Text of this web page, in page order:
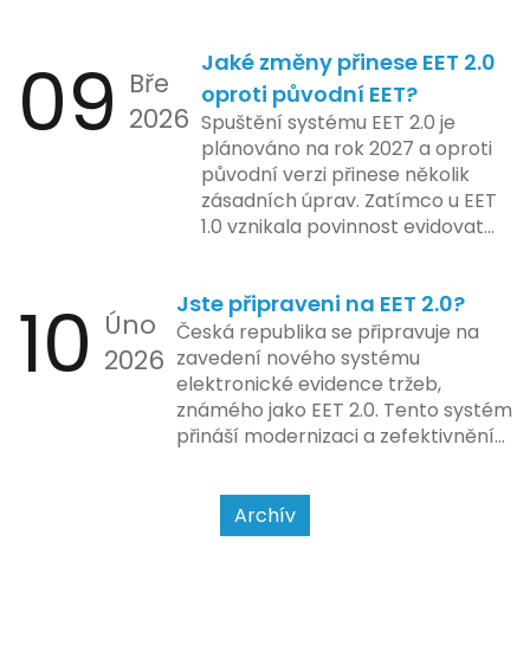
integraci systému EET 2.0 do
praxe, s povinností prodejců
zapojit se do nového systému,
včetně zvýšeného dohledu nad
dodržováním pravidel.
pokladen, co se občas zasekly, až
po ty nejmodernější dotykové
systémy, co umí pomalu i kafe
uvařit. A jedno vím jistě: legislativa
se mění, ale základní pravidlo
zůstává – pokladna musí šlapat
jako hodinky. Jinak jsou problémy.
09 Bře
2026
Jaké změny přinese EET 2.0
oproti původní EET?
Spuštění systému EET 2.0 je
plánováno na rok 2027 a oproti
původní verzi přinese několik
zásadních úprav. Zatímco u EET
1.0 vznikala povinnost evidovat
bezhotovostní transakci – nově
se má tato povinnost odvíjet od
povahy podnikatelské činnosti a
způsobu interakce se
zákazníkem.
10 Úno
2026
Jste připraveni na EET 2.0?
Česká republika se připravuje na
zavedení nového systému
elektronické evidence tržeb,
známého jako EET 2.0. Tento systém
přináší modernizaci a zefektivnění
usnadnit život podnikatelům i
kontrolním orgánům. Podívejme se
na hlavní změny, které EET 2.0
Archív